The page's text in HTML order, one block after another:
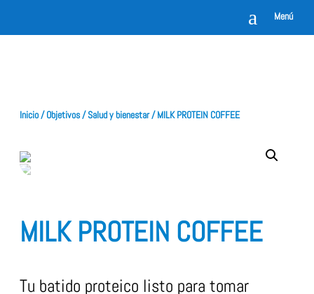
a Menú
Inicio/Objetivos/Salud y bienestar/ MILK PROTEIN COFFEE
MILK PROTEIN COFFEE
Tu batido proteico listo para tomar